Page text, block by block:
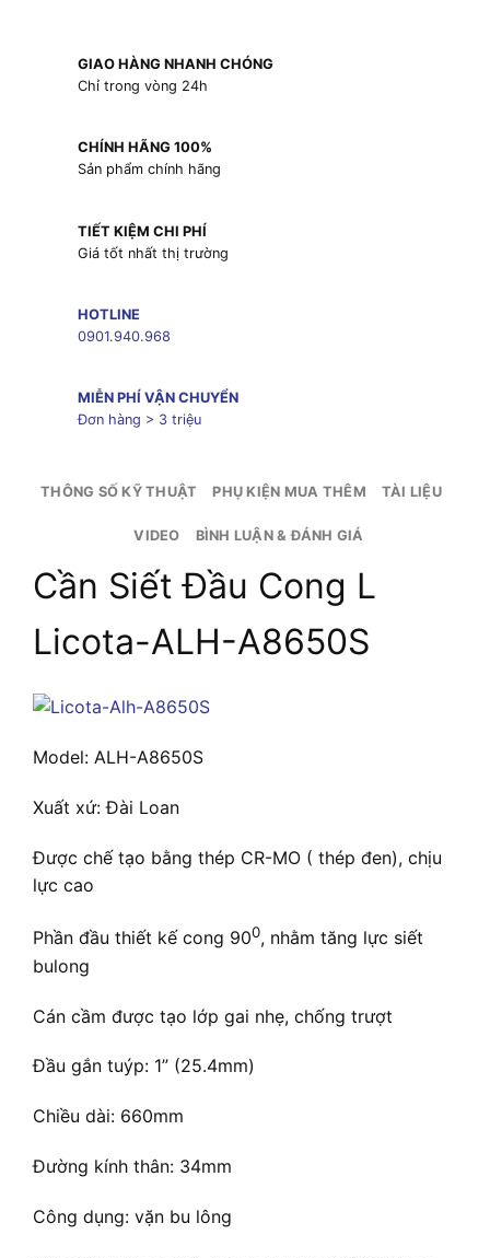
GIAO HÀNG NHANH CHÓNG
Chỉ trong vòng 24h
CHÍNH HÃNG 100%
Sản phẩm chính hãng
TIẾT KIỆM CHI PHÍ
Giá tốt nhất thị trường
HOTLINE
0901.940.968
MIỄN PHÍ VẬN CHUYỂN
Đơn hàng > 3 triệu
THÔNG SỐ KỸ THUẬT PHỤ KIỆN MUA THÊM TÀI LIỆU
VIDEO BÌNH LUẬN & ĐÁNH GIÁ
Cần Siết Đầu Cong L
Licota-ALH-A8650S
Model: ALH-A8650S
Xuất xứ: Đài Loan
Được chế tạo bằng thép CR-MO ( thép đen), chịu
lực cao
Phần đầu thiết kế cong 900, nhằm tăng lực siết
bulong
Cán cầm được tạo lớp gai nhẹ, chống trượt
Đầu gắn tuýp: 1” (25.4mm)
Chiều dài: 660mm
Đường kính thân: 34mm
Công dụng: vặn bu lông